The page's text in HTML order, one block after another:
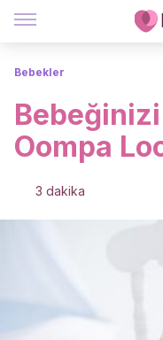
Bebekler
Oompa
3 dakika